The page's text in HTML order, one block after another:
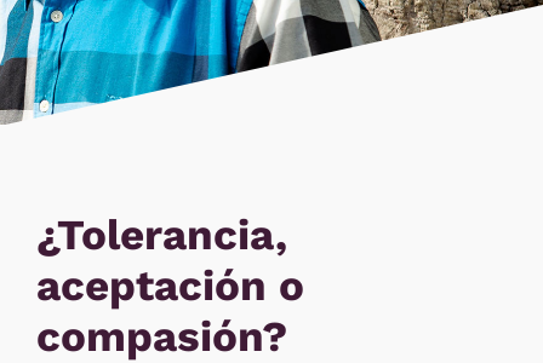
¿Tolerancia,
aceptación o
compasión?